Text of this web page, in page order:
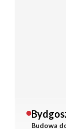
Budowa